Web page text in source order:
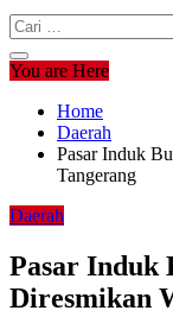
Cari
untuk:
You are Here
Home
Daerah
Pasar Induk
Tangerang
Daerah
Pasar Induk
Diresmikan